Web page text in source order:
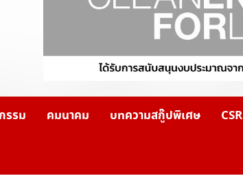
รรม คมนาคม บทความสกู๊ปพิเศษ CSR